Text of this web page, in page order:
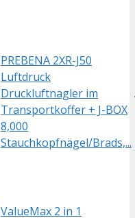
PREBENA 2XR-J50
Luftdruck
Druckluftnagler im
Transportkoffer + J-BOX
8,000
Stauchkopfnägel/Brads,...
ValueMax 2 in 1